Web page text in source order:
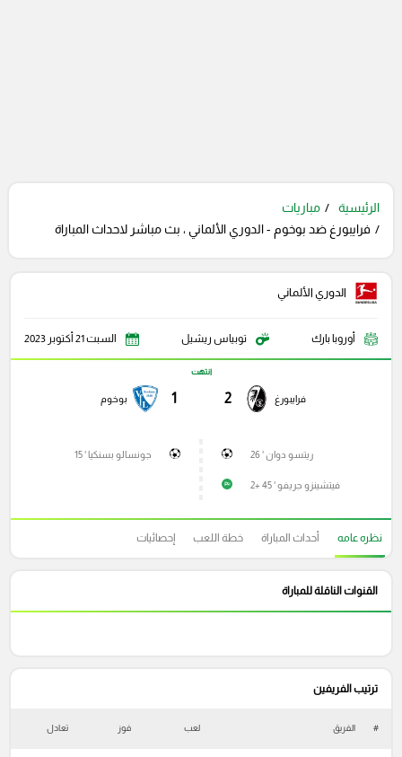
الرئيسية
مباريات
فرايبورغ ضد بوخوم - الدوري الألماني ، بث مباشر لاحداث المباراة
الدوري الألماني
أوروبا بارك توبياس ريشيل السبت 21 أكتوبر 2023
فرايبورغ 2
انتهت
1 بوخوم
ريتسو دوان ' 26
P فيتشينزو جريفو ' 45 +2
جونسالو بسنكيا ' 15
نظره عامه أحداث المباراة خطة اللعب إحصائيات
القنوات الناقلة للمباراة
ترتيب الفريفين
# الفريق لعب فوز تعادل